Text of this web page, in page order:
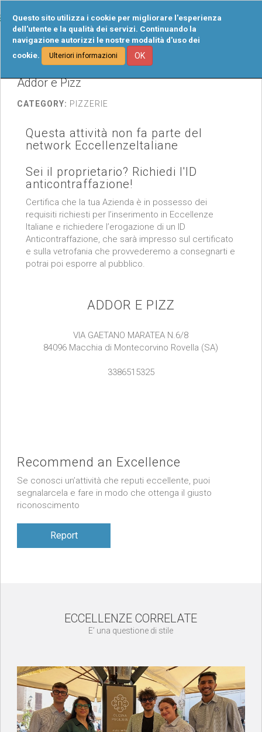
Questo sito utilizza i cookie per migliorare l'esperienza
dell'utente e la qualità dei servizi. Continuando la
navigazione autorizzi le nostre modalità d'uso dei
cookie.
Ulteriori informazioni OK
Addor e Pizz
CATEGORY: PIZZERIE
Questa attività non fa parte del
network EccellenzeItaliane
Sei il proprietario? Richiedi l'ID
anticontraffazione!
Certifica che la tua Azienda è in possesso dei
requisiti richiesti per l’inserimento in Eccellenze
Italiane e richiedere l’erogazione di un ID
Anticontraffazione, che sarà impresso sul certificato
e sulla vetrofania che provvederemo a consegnarti e
potrai poi esporre al pubblico.
ADDOR E PIZZ
VIA GAETANO MARATEA N.6/8
84096 Macchia di Montecorvino Rovella (SA)
3386515325
Recommend an Excellence
Se conosci un’attività che reputi eccellente, puoi
segnalarcela e fare in modo che ottenga il giusto
riconoscimento
Report
ECCELLENZE CORRELATE
E’ una questione di stile